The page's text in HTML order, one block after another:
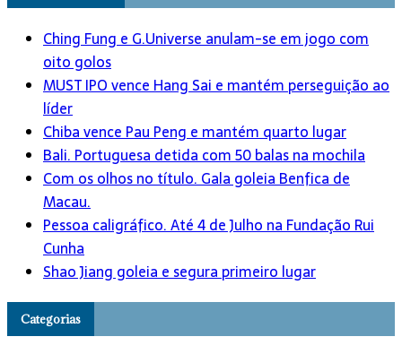
Ching Fung e G.Universe anulam-se em jogo com
oito golos
MUST IPO vence Hang Sai e mantém perseguição ao
líder
Chiba vence Pau Peng e mantém quarto lugar
Bali. Portuguesa detida com 50 balas na mochila
Com os olhos no título. Gala goleia Benfica de
Macau.
Pessoa caligráfico. Até 4 de Julho na Fundação Rui
Cunha
Shao Jiang goleia e segura primeiro lugar
Categorias